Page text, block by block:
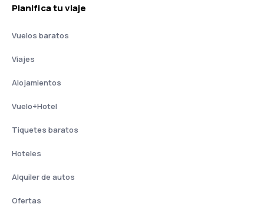
Planifica tu viaje
Vuelos baratos
Viajes
Alojamientos
Vuelo+Hotel
Tiquetes baratos
Hoteles
Alquiler de autos
Ofertas